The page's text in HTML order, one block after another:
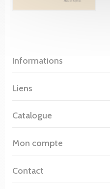
Informations
Liens
Catalogue
Mon compte
Contact